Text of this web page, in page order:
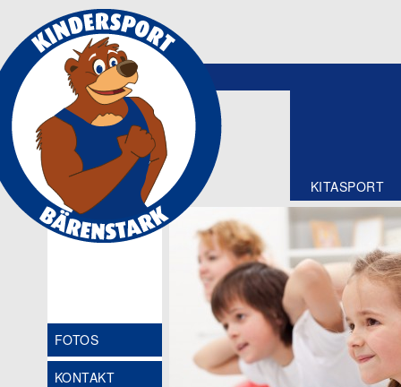
KITASPORT
FOTOS
KONTAKT